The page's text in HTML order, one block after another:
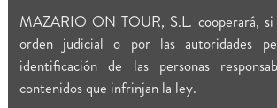
MAZARIO ON TOUR, S.L. cooperará, si
orden judicial o por las autoridades
identificación de las personas
contenidos que infrinjan la ley.